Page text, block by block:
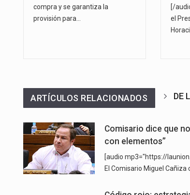
compra y se garantiza la
provisión para…
[/
el
ARTÍCULOS RELACIONADOS DE
Comisario dice que
con elementos”
[audio mp3="https://
El Comisario Miguel